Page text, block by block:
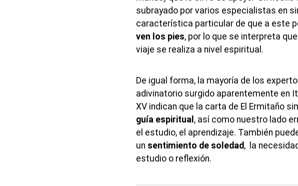
subrayado por varios especialistas en
característica particular de que a este
ven los pies, por lo que se interpreta
viaje se realiza a nivel espiritual.
De igual forma, la mayoría de los
adivinatorio surgido aparentemente en
XV indican que la carta de El Ermitaño
guía espiritual , así como nuestro lado
el estudio, el aprendizaje. También
un sentimiento de soledad , la
estudio o reflexión.